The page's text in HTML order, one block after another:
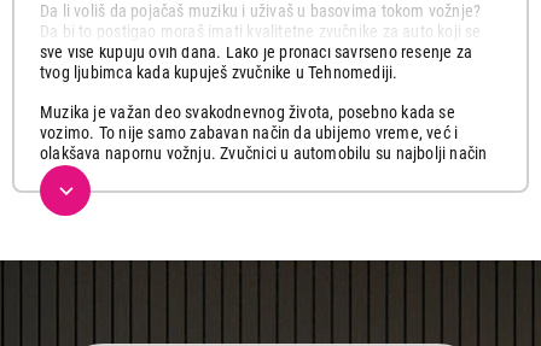
Da li voliš da pojačaš muziku i uživaš u basovima tokom vožnje?
Da bi to postigao moraš imati kvalitetne zvučnike za auto koji se
sve više kupuju ovih dana. Lako je pronaći savršeno rešenje za
tvog ljubimca kada kupuješ zvučnike u Tehnomediji.
Muzika je važan deo svakodnevnog života, posebno kada se
vozimo. To nije samo zabavan način da ubijemo vreme, već i
olakšava napornu vožnju. Zvučnici u automobilu su najbolji način
za slušanje omiljene muzike i jedan od najbržih i najisplativijih
načina da nadogradiš i poboljšaš kvalitet zvuka. Duboki bas i
visokokvalitetni srednji i visoki tonovi čine da duge vožnje